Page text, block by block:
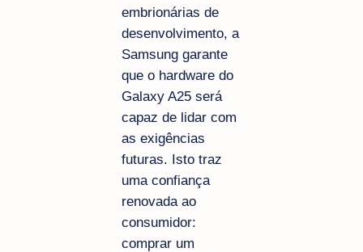
embrionárias de
desenvolvimento, a
Samsung garante
que o hardware do
Galaxy A25 será
capaz de lidar com
as exigências
futuras. Isto traz
uma confiança
renovada ao
consumidor:
comprar um